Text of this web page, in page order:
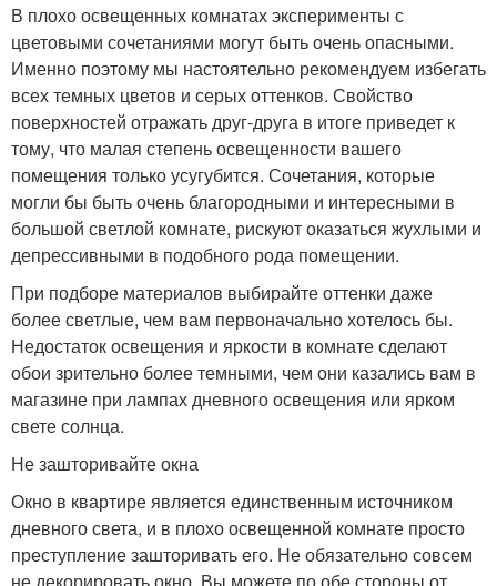
В плохо освещенных комнатах эксперименты с
цветовыми сочетаниями могут быть очень опасными.
Именно поэтому мы настоятельно рекомендуем избегать
всех темных цветов и серых оттенков. Свойство
поверхностей отражать друг-друга в итоге приведет к
тому, что малая степень освещенности вашего
помещения только усугубится. Сочетания, которые
могли бы быть очень благородными и интересными в
большой светлой комнате, рискуют оказаться жухлыми и
депрессивными в подобного рода помещении.
При подборе материалов выбирайте оттенки даже
более светлые, чем вам первоначально хотелось бы.
Недостаток освещения и яркости в комнате сделают
обои зрительно более темными, чем они казались вам в
магазине при лампах дневного освещения или ярком
свете солнца.
Не зашторивайте окна
Окно в квартире является единственным источником
дневного света, и в плохо освещенной комнате просто
преступление зашторивать его. Не обязательно совсем
не декорировать окно. Вы можете по обе стороны от